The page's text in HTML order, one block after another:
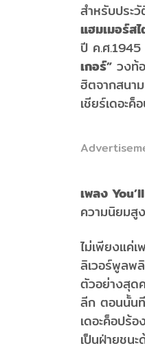
สำหรับประ
แฮมเมอร์ส
ปี ค.ศ
เกอร์” วงท้
ฮิตจากสนา
เชียร์เดอะ
เพลง
ความนิยมสู
ไม่เพียงแค่
ลิเวอร์พูลพ
ตัวอย่างสุด
ลีก ตอนนั้น
เดอะค็อปร้
เป็นฝ่ายชน